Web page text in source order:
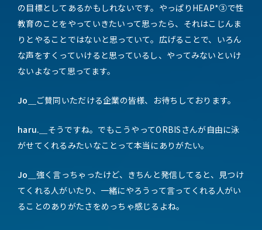
の目標としてあるかもしれないです。やっぱりHEAP*③で性
教育のことをやっていきたいって思ったら、それはこじんま
りとやることではないと思っていて。広げることで、いろん
な声をすくっていけると思っているし、やってみないといけ
ないよなって思ってます。
Jo＿ ご賛同いただける企業の皆様、お待ちしております。
haru.＿ そうですね。でもこうやってORBISさんが自由に泳
がせてくれるみたいなことって本当にありがたい。
Jo＿ 強く言っちゃったけど、きちんと発信してると、見つけ
てくれる人がいたり、一緒にやろうって言ってくれる人がい
ることのありがたさをめっちゃ感じるよね。